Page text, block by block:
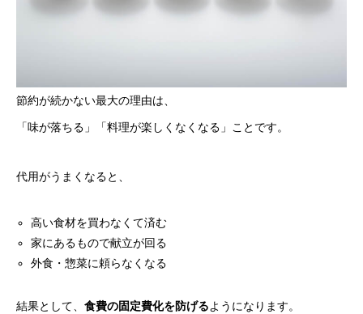
節約が続かない最大の理由は、
「味が落ちる」「料理が楽しくなくなる」ことです。
代用がうまくなると、
高い食材を買わなくて済む
家にあるもので献立が回る
外食・惣菜に頼らなくなる
結果として、 食費の固定費化を防げるようになります。